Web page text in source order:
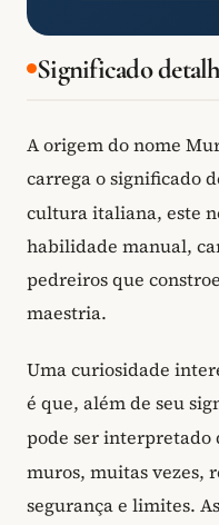
Significado
A origem do nome
carrega o significado
cultura italiana, este
habilidade manual,
pedreiros que
maestria.
Uma curiosidade
é que, além de seu
pode ser interpretado
muros, muitas vezes,
segurança e limites.